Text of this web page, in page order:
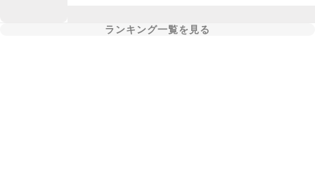
ランキング一覧を見る